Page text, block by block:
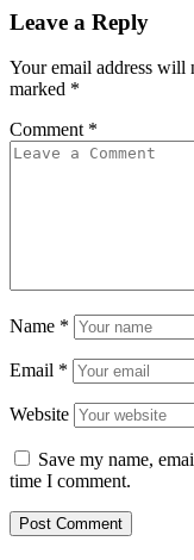
Leave a Reply
Your email address will
marked *
Comment *
Name *
Email *
Website
Save my name,
time I comment.